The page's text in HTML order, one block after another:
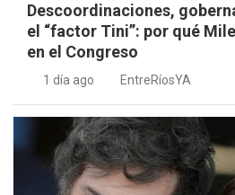
Descoordinaciones,
el “factor Tini”: por qué
en el Congreso
1 día ago EntreRíosYA